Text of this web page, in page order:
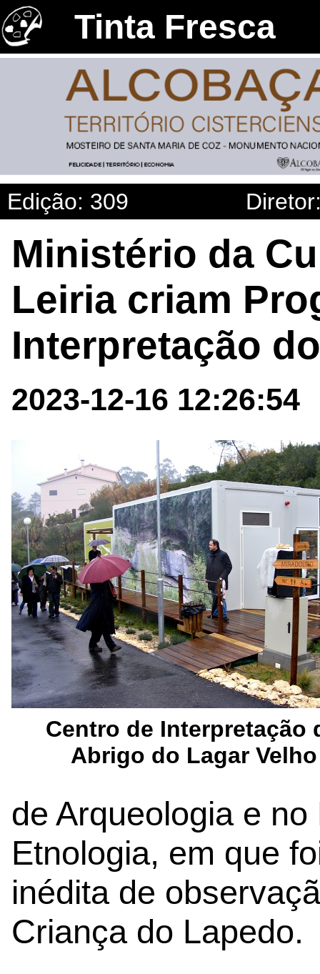
Tinta Fresca
Edição: 309
Ministério da
Leiria criam
Interpretação
2023-12-16 12:26:54
Centro de Interpretação
Abrigo do Lagar Velho
de Arqueologia e
Etnologia, em que
inédita de
Criança do Lapedo.